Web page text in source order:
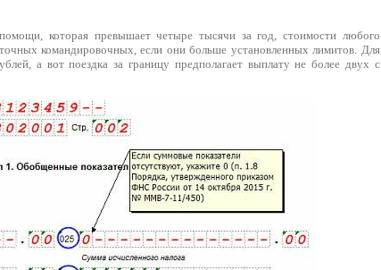
которая превышает четыре тысячи за год, стоимости любого
командировочных, если они больше установленных лимитов. Для
а вот поездка за границу предполагает выплату не более двух с